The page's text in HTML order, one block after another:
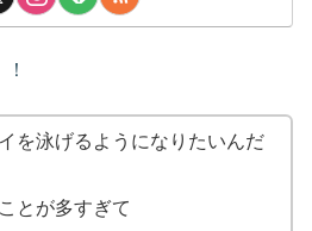
を泳げるようになりたいんだ
とが多すぎて